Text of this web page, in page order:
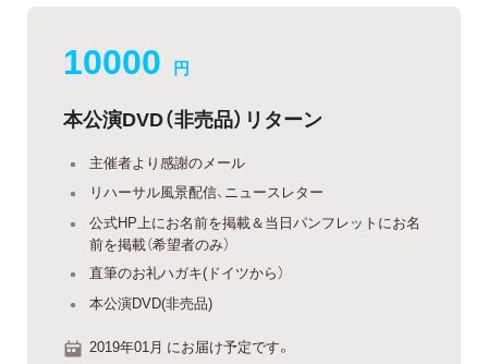
10000 円
本公演DVD（非売品）リターン
主催者より感謝のメール
リハーサル風景配信、ニュースレター
公式HP上にお名前を掲載＆当日パンフレットにお名
前を掲載（希望者のみ）
直筆のお礼ハガキ(ドイツから）
本公演DVD(非売品)
2019年01月 にお届け予定です。